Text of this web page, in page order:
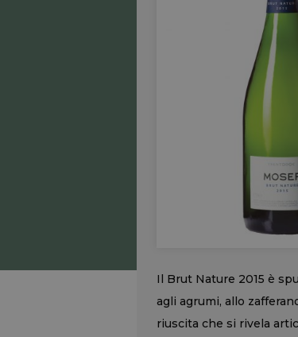
Il Brut Nature 2015 è
agli agrumi, allo
riuscita che si rivela